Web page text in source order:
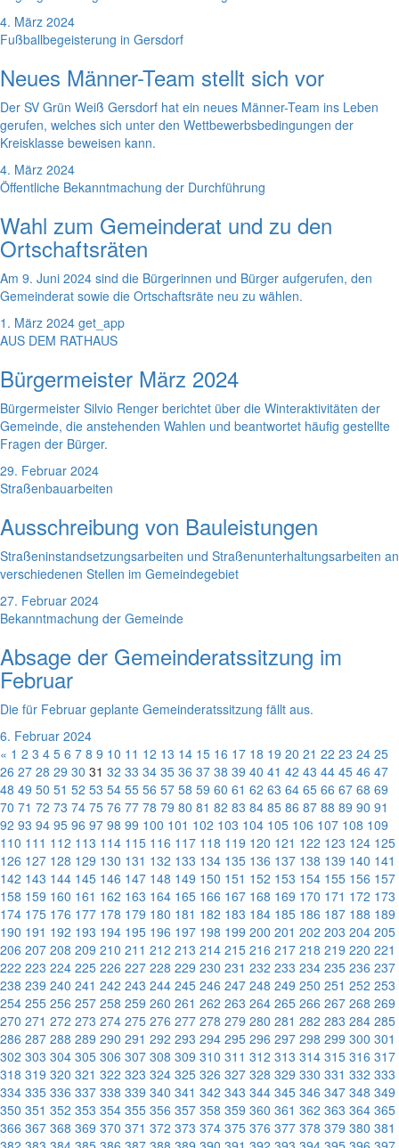
4. März 2024
Fußballbegeisterung in Gersdorf
Neues Männer-Team stellt sich vor
Der SV Grün Weiß Gersdorf hat ein neues Männer-Team ins Leben
gerufen, welches sich unter den Wettbewerbsbedingungen der
Kreisklasse beweisen kann.
4. März 2024
Öffentliche Bekanntmachung der Durchführung
Wahl zum Gemeinderat und zu den
Ortschaftsräten
Am 9. Juni 2024 sind die Bürgerinnen und Bürger aufgerufen, den
Gemeinderat sowie die Ortschaftsräte neu zu wählen.
1. März 2024 get_app
AUS DEM RATHAUS
Bürgermeister März 2024
Bürgermeister Silvio Renger berichtet über die Winteraktivitäten der
Gemeinde, die anstehenden Wahlen und beantwortet häufig gestellte
Fragen der Bürger.
29. Februar 2024
Straßenbauarbeiten
Ausschreibung von Bauleistungen
Straßeninstandsetzungsarbeiten und Straßenunterhaltungsarbeiten an
verschiedenen Stellen im Gemeindegebiet
27. Februar 2024
Bekanntmachung der Gemeinde
Absage der Gemeinderatssitzung im
Februar
Die für Februar geplante Gemeinderatssitzung fällt aus.
6. Februar 2024
« 1 2 3 4 5 6 7 8 9 10 11 12 13 14 15 16 17 18 19 20 21 22 23 24 25
26 27 28 29 30 31 32 33 34 35 36 37 38 39 40 41 42 43 44 45 46 47
48 49 50 51 52 53 54 55 56 57 58 59 60 61 62 63 64 65 66 67 68 69
70 71 72 73 74 75 76 77 78 79 80 81 82 83 84 85 86 87 88 89 90 91
92 93 94 95 96 97 98 99 100 101 102 103 104 105 106 107 108 109
110 111 112 113 114 115 116 117 118 119 120 121 122 123 124 125
126 127 128 129 130 131 132 133 134 135 136 137 138 139 140 141
142 143 144 145 146 147 148 149 150 151 152 153 154 155 156 157
158 159 160 161 162 163 164 165 166 167 168 169 170 171 172 173
174 175 176 177 178 179 180 181 182 183 184 185 186 187 188 189
190 191 192 193 194 195 196 197 198 199 200 201 202 203 204 205
206 207 208 209 210 211 212 213 214 215 216 217 218 219 220 221
222 223 224 225 226 227 228 229 230 231 232 233 234 235 236 237
238 239 240 241 242 243 244 245 246 247 248 249 250 251 252 253
254 255 256 257 258 259 260 261 262 263 264 265 266 267 268 269
270 271 272 273 274 275 276 277 278 279 280 281 282 283 284 285
286 287 288 289 290 291 292 293 294 295 296 297 298 299 300 301
302 303 304 305 306 307 308 309 310 311 312 313 314 315 316 317
318 319 320 321 322 323 324 325 326 327 328 329 330 331 332 333
334 335 336 337 338 339 340 341 342 343 344 345 346 347 348 349
350 351 352 353 354 355 356 357 358 359 360 361 362 363 364 365
366 367 368 369 370 371 372 373 374 375 376 377 378 379 380 381